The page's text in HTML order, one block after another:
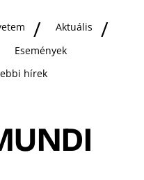
Aktuális
Események
hírek